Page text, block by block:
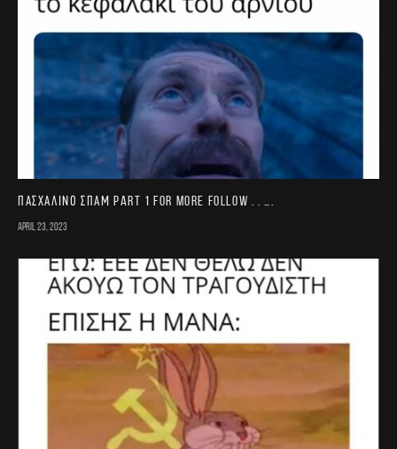
Πασχαλινό σπαμ part 1 For more follow . . ….
April 23, 2023